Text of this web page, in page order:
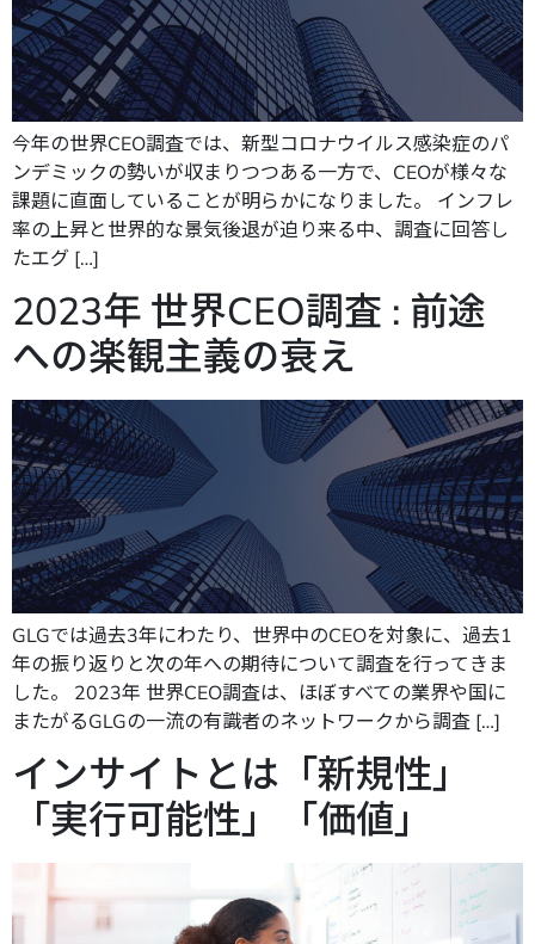
今年の世界CEO調査では、新型コロナウイルス感染症のパ
ンデミックの勢いが収まりつつある一方で、CEOが様々な
課題に直面していることが明らかになりました。 インフレ
率の上昇と世界的な景気後退が迫り来る中、調査に回答し
たエグ […]
2023年 世界CEO調査 : 前途
への楽観主義の衰え
GLGでは過去3年にわたり、世界中のCEOを対象に、過去1
年の振り返りと次の年への期待について調査を行ってきま
した。 2023年 世界CEO調査は、ほぼすべての業界や国に
またがるGLGの一流の有識者のネットワークから調査 […]
インサイトとは「新規性」
「実行可能性」「価値」